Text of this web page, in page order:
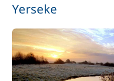
Yerseke